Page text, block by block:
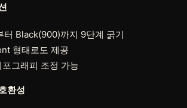
터 Black(900)까지 9단계 굵기
형태로도 제공
그래피 조정 가능
환성